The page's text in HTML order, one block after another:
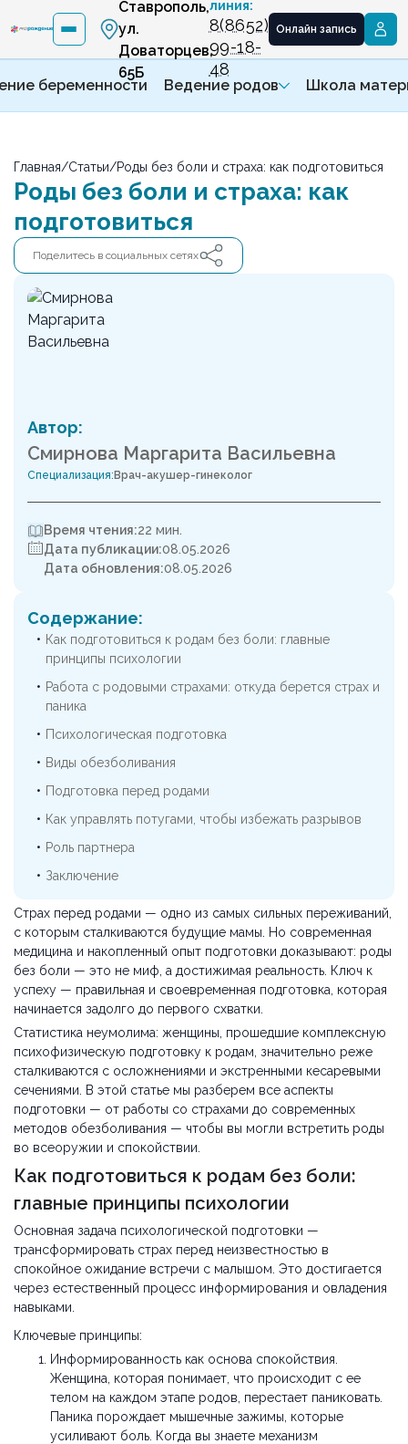
Ставрополь,
ул.
Доваторцев,
65Б
линия:
8(8652)
99-18-
48
Онлайн запись
беременности Ведение родов Школа
Главная/Статьи/Роды без боли и страха: как подготовиться
Роды без боли и страха: как
подготовиться
Поделитесь в социальных сетях
Автор:
Смирнова Маргарита Васильевна
Специализация: Врач-акушер-гинеколог
Время чтения:22 мин.
Дата публикации:08.05.2026
Дата обновления:08.05.2026
Содержание:
Как подготовиться к родам без боли: главные
принципы психологии
Работа с родовыми страхами: откуда берется страх и
паника
Психологическая подготовка
Виды обезболивания
Подготовка перед родами
Как управлять потугами, чтобы избежать разрывов
Роль партнера
Заключение
Страх перед родами — одно из самых сильных переживаний,
с которым сталкиваются будущие мамы. Но современная
медицина и накопленный опыт подготовки доказывают: роды
без боли — это не миф, а достижимая реальность. Ключ к
успеху — правильная и своевременная подготовка, которая
начинается задолго до первого схватки.
Статистика неумолима: женщины, прошедшие комплексную
психофизическую подготовку к родам, значительно реже
сталкиваются с осложнениями и экстренными кесаревыми
сечениями. В этой статье мы разберем все аспекты
подготовки — от работы со страхами до современных
методов обезболивания — чтобы вы могли встретить роды
во всеоружии и спокойствии.
Как подготовиться к родам без боли:
главные принципы психологии
Основная задача психологической подготовки —
трансформировать страх перед неизвестностью в
спокойное ожидание встречи с малышом. Это достигается
через естественный процесс информирования и овладения
навыками.
Ключевые принципы:
Информированность как основа спокойствия.
Женщина, которая понимает, что происходит с ее
телом на каждом этапе родов, перестает паниковать.
Паника порождает мышечные зажимы, которые
усиливают боль. Когда вы знаете механизм